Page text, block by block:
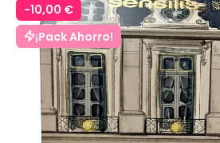
-10,00 €
¡Pack Ahorro!